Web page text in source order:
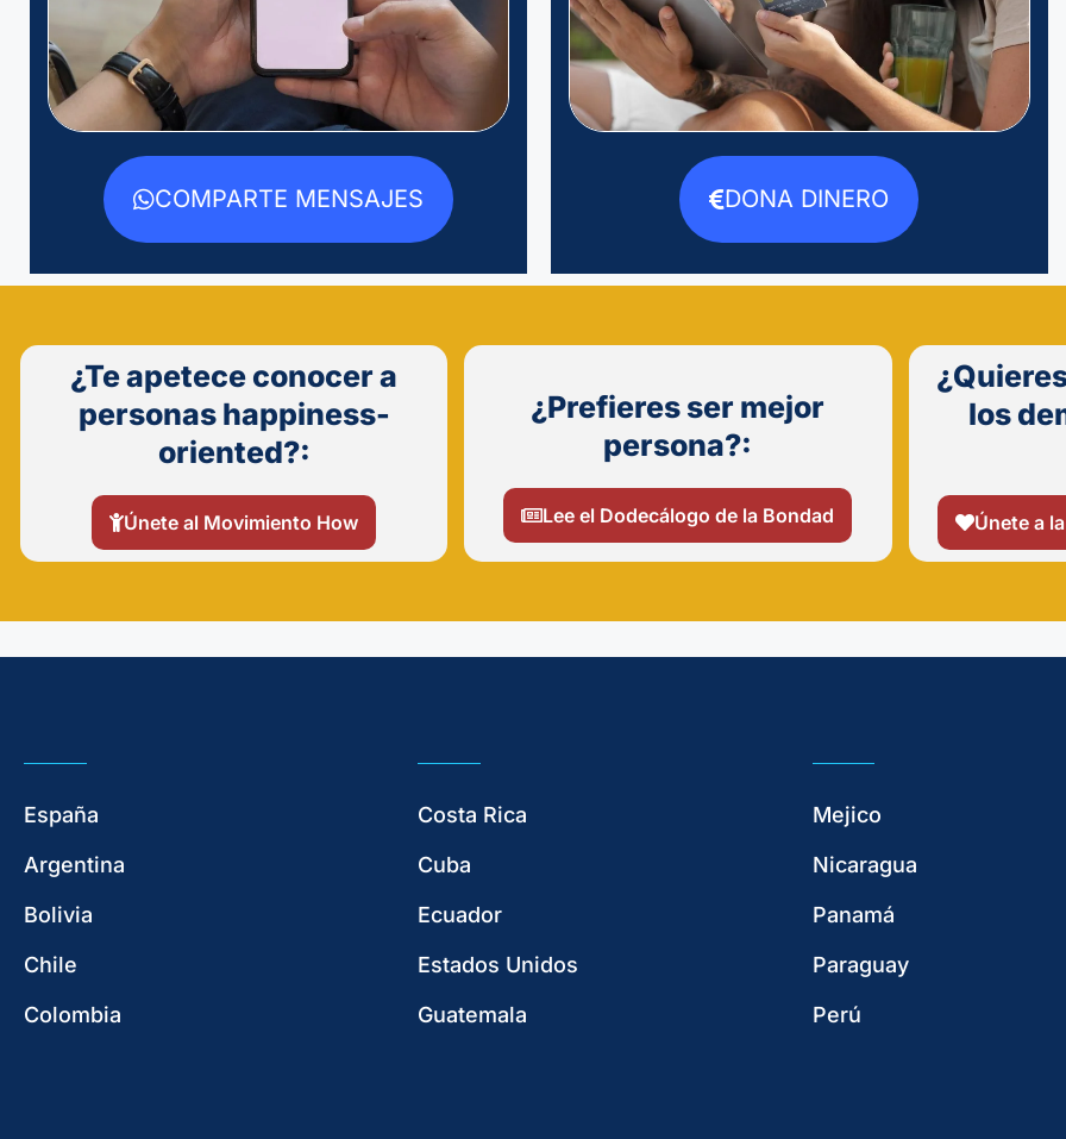
COMPARTE MENSAJES DONA DINERO
¿Te apetece conocer a
personas happiness-
oriented?:
Únete al Movimiento How
¿Prefieres ser mejor
persona?:
Lee el Dodecálogo de la Bondad
los
Únete a
España
Argentina
Bolivia
Chile
Colombia
Costa Rica
Cuba
Ecuador
Estados Unidos
Guatemala
Mejico
Nicaragua
Panamá
Paraguay
Perú